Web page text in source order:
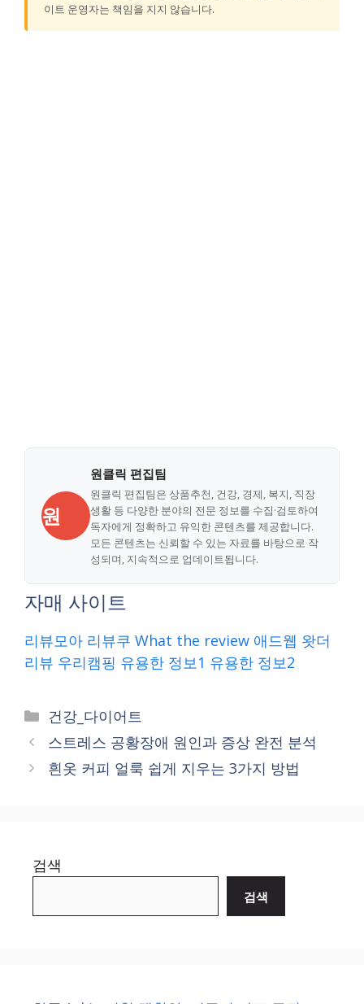
이트 운영자는 책임을 지지 않습니다.
원
원클릭 편집팀
원클릭 편집팀은 상품추천, 건강, 경제, 복지, 직장
생활 등 다양한 분야의 전문 정보를 수집·검토하여
독자에게 정확하고 유익한 콘텐츠를 제공합니다.
모든 콘텐츠는 신뢰할 수 있는 자료를 바탕으로 작
성되며, 지속적으로 업데이트됩니다.
자매 사이트
리뷰모아 리뷰쿠 What the review 애드웹 왓더
리뷰 우리캠핑 유용한 정보1 유용한 정보2
Categories
건강_다이어트
스트레스 공황장애 원인과 증상 완전 분석
흰옷 커피 얼룩 쉽게 지우는 3가지 방법
검색
검색